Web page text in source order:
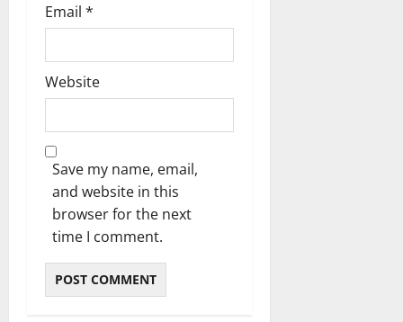
Email *
Website
Save my name, email,
and website in this
browser for the next
time I comment.